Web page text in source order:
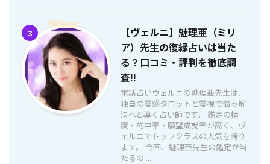
3
【ヴェルニ】魅理亜（ミリ
ア）先生の復縁占いは当た
る？口コミ・評判を徹底調
査!!
電話占いヴェルニの魅理亜先生は、
独自の霊感タロットと霊視で悩み解
決へと導く占い師です。 鑑定の精
度・的中率・願望成就率が高く、ヴ
ェルニでトップクラスの人気を誇り
ます。 今回、魅理亜先生の鑑定が当
たるの ...